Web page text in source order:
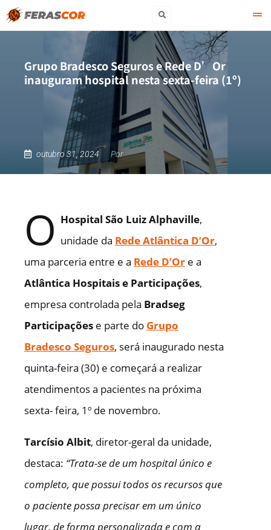
Grupo Bradesco Seguros e Rede D’Or
inauguram hospital nesta sexta-feira (1º)
outubro 31, 2024 Por
O Hospital São Luiz Alphaville,
unidade da Rede Atlântica D’Or,
uma parceria entre e a Rede D’Or e a
Atlântica Hospitais e Participações,
empresa controlada pela Bradseg
Participações e parte do Grupo
Bradesco Seguros, será inaugurado nesta
quinta-feira (30) e começará a realizar
atendimentos a pacientes na próxima
sexta- feira, 1º de novembro.
Tarcísio Albit, diretor-geral da unidade,
destaca: “Trata-se de um hospital único e
completo, que possui todos os recursos que
o paciente possa precisar em um único
lugar, de forma personalizada e com a